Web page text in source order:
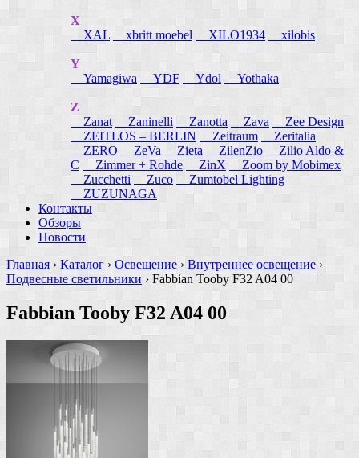
X
XAL
xbritt moebel XILO1934 xilobis
Y
Yamagiwa
YDF Ydol Yothaka
Z
Zanat
Zaninelli Zanotta Zava
Zee Design
ZEITLOS – BERLIN
Zeitraum
Zeritalia
ZERO
ZeVa Zieta ZilenZio
Zilio Aldo &
C
Zimmer + Rohde ZinX
Zoom by Mobimex
Zucchetti
Zuco
Zumtobel Lighting
ZUZUNAGA
Контакты
Обзоры
Новости
Главная › Каталог › Освещение › Внутреннее освещение ›
Подвесные светильники › Fabbian Tooby F32 A04 00
Fabbian Tooby F32 A04 00